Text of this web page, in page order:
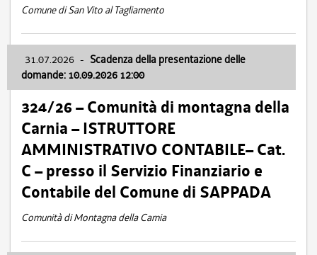
Comune di San Vito al Tagliamento
31.07.2026 - Scadenza della presentazione delle
domande: 10.09.2026 12:00
324/26 – Comunità di montagna della
Carnia – ISTRUTTORE
AMMINISTRATIVO CONTABILE– Cat.
C – presso il Servizio Finanziario e
Contabile del Comune di SAPPADA
Comunità di Montagna della Carnia